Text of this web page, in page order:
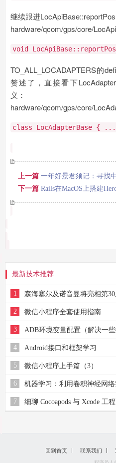
继续跟进
hardware/qcom/gps/core/
void
TO_ALL_LOCADAPTERS的
赘述了，直接看下
义：
hardware/qcom/gps/core/
class LocAdapterBase { ...
上一篇 一年好景君须记：寻找
下一篇 Rails在MacOS上搭建
最新技术推荐
1 森海塞尔及诺音曼将亮相第
2 微信小程序全套使用指南
3 ADB环境变量配置（解决一
4 Android接口和框架学习
5 微信小程序上手篇（3）
6 机器学习：利用卷积神经网
7 细聊 Cocoapods 与 Xcode 工
回到首页 联系我们